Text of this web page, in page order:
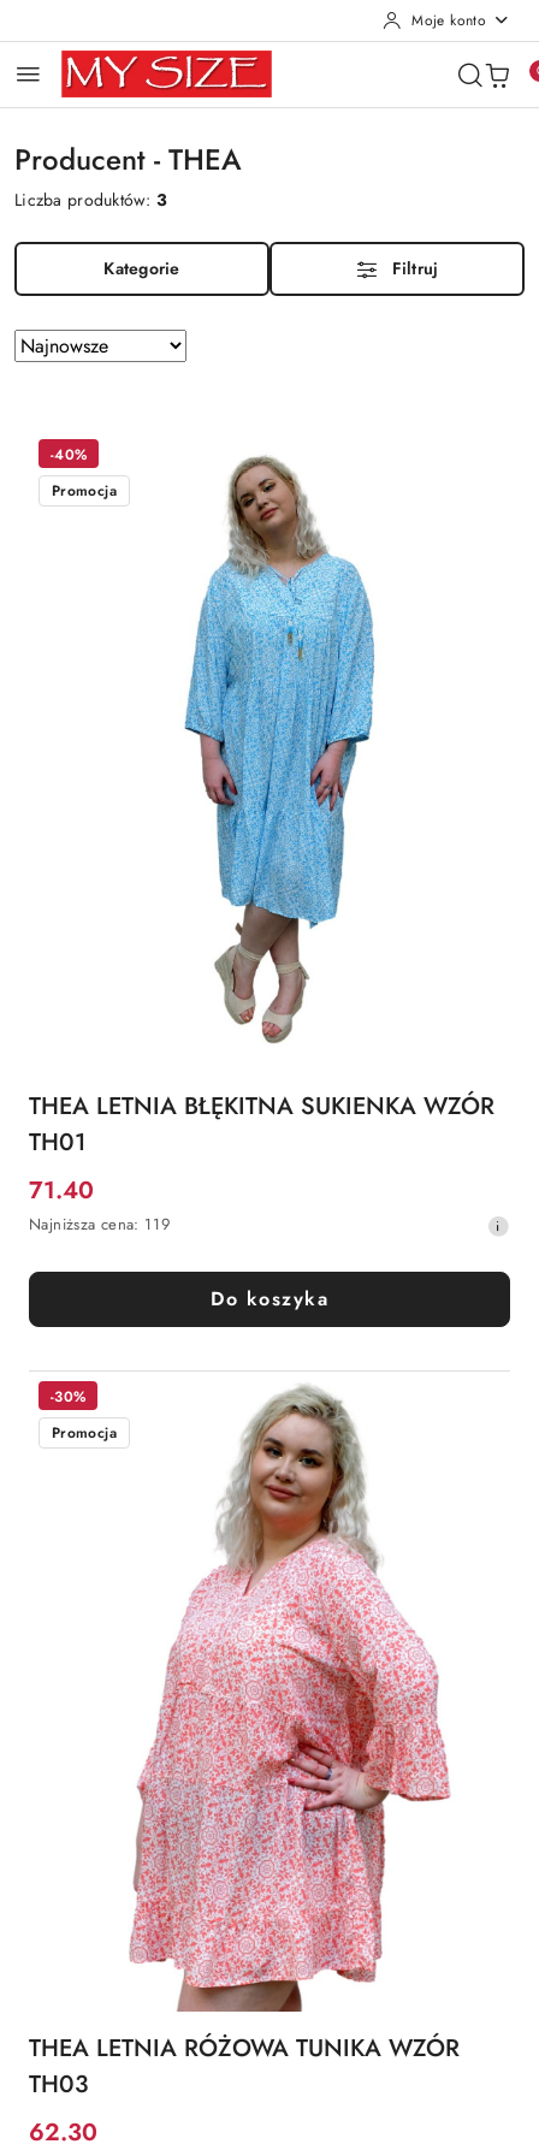
Moje konto
Producent - THEA
Liczba produktów:3
Kategorie Filtruj
Zastosowano
sortowanie:
Sortuj
według
-40%
Promocja
THEA LETNIA BŁĘKITNA SUKIENKA WZÓR
TH01
Cena
promocyjna:
71.40
Najniższa
z
30
przed
Najniższa cena: 119
Do koszyka
-30%
Promocja
THEA LETNIA RÓŻOWA TUNIKA WZÓR
TH03
Cena
62.30